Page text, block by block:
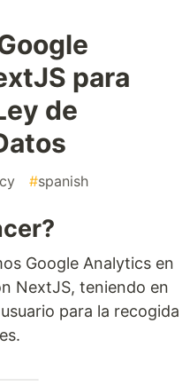
para
de
#spanish
Google Analytics en
NextJS, teniendo en
para la recogida